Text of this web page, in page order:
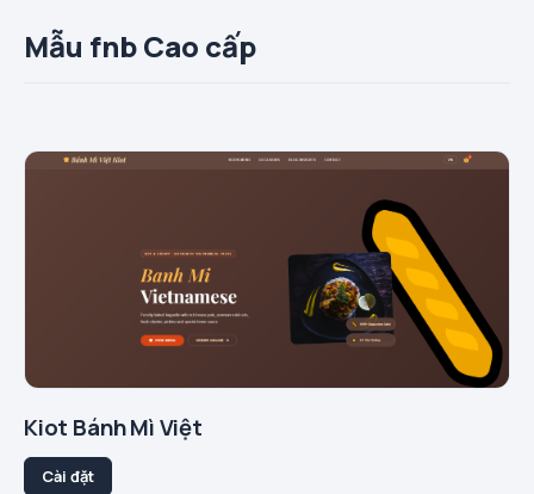
Mẫu fnb Cao cấp
Kiot Bánh Mì Việt
Cài đặt